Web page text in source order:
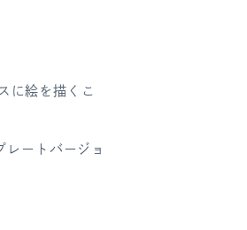
に絵を描くこ
ートバージョ